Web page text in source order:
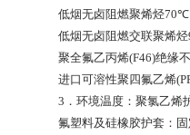
低烟无卤阻燃聚烯烃70℃
低烟无卤阻燃交联聚烯烃
聚全氟乙丙烯(F46)绝缘
进口可溶性聚四氟乙烯
3 ．环境温度：聚氯乙烯
氟塑料及硅橡胶护套：